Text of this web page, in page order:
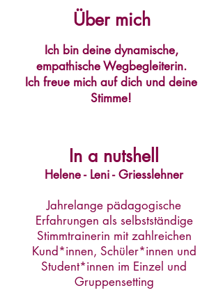
Über mich
Ich bin deine dynamische,
empathische Wegbegleiterin.
Ich freue mich auf dich und deine
Stimme!
In a nutshell
Helene - Leni - Griesslehner
Jahrelange pädagogische
Erfahrungen als selbstständige
Stimmtrainerin mit zahlreichen
Kund*innen, Schüler*innen und
Student*innen im Einzel und
Gruppensetting